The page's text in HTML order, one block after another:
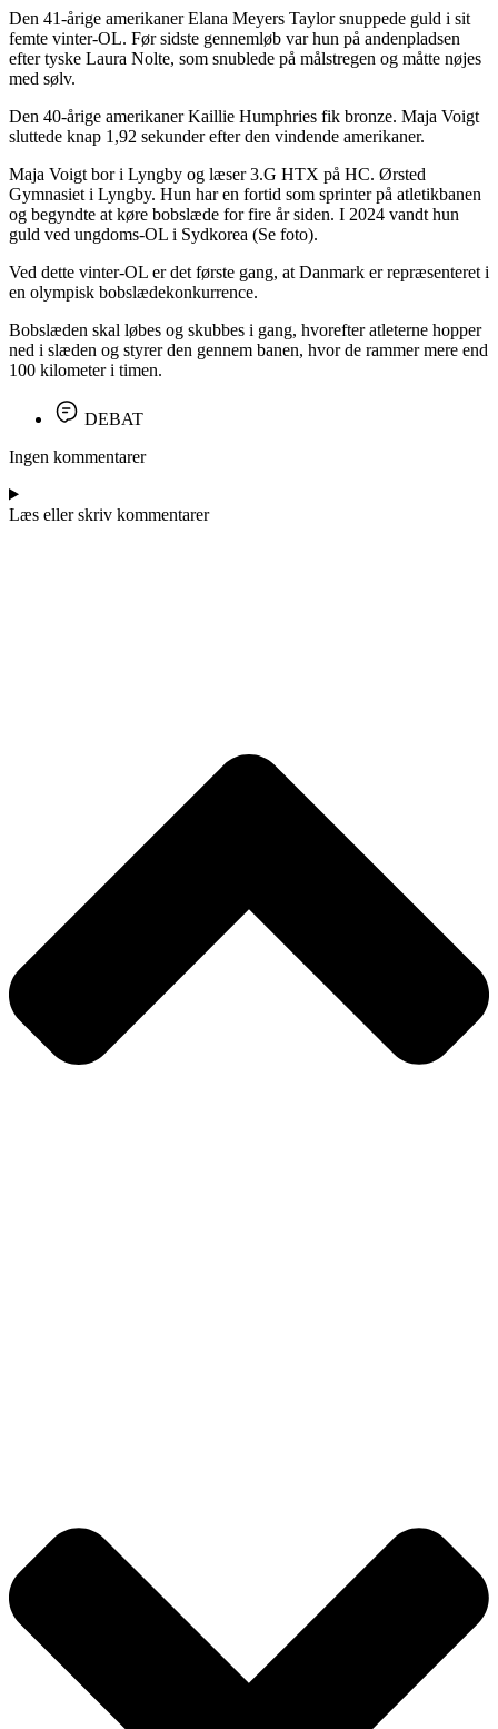
Den 41-årige amerikaner Elana Meyers Taylor snuppede guld i sit
femte vinter-OL. Før sidste gennemløb var hun på andenpladsen
efter tyske Laura Nolte, som snublede på målstregen og måtte nøjes
med sølv.
Den 40-årige amerikaner Kaillie Humphries fik bronze. Maja Voigt
sluttede knap 1,92 sekunder efter den vindende amerikaner.
Maja Voigt bor i Lyngby og læser 3.G HTX på HC. Ørsted
Gymnasiet i Lyngby. Hun har en fortid som sprinter på atletikbanen
og begyndte at køre bobslæde for fire år siden. I 2024 vandt hun
guld ved ungdoms-OL i Sydkorea (Se foto).
Ved dette vinter-OL er det første gang, at Danmark er repræsenteret i
en olympisk bobslædekonkurrence.
Bobslæden skal løbes og skubbes i gang, hvorefter atleterne hopper
ned i slæden og styrer den gennem banen, hvor de rammer mere end
100 kilometer i timen.
DEBAT
Ingen kommentarer
Læs eller skriv kommentarer